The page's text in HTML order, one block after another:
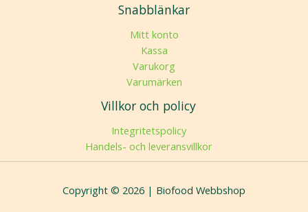
Snabblänkar
Mitt konto
Kassa
Varukorg
Varumärken
Villkor och policy
Integritetspolicy
Handels- och leveransvillkor
Copyright © 2026 | Biofood Webbshop